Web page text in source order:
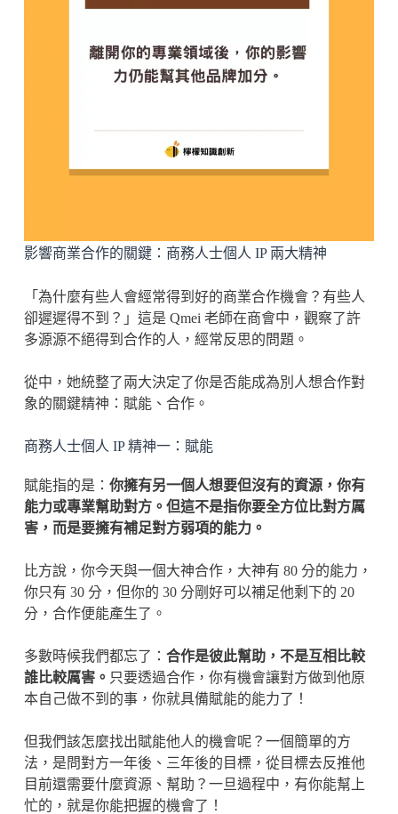
影響商業合作的關鍵：商務人士個人 IP 兩大精神
「為什麼有些人會經常得到好的商業合作機會？有些人
卻遲遲得不到？」這是 Qmei 老師在商會中，觀察了許
多源源不絕得到合作的人，經常反思的問題。
從中，她統整了兩大決定了你是否能成為別人想合作對
象的關鍵精神：賦能、合作。
商務人士個人 IP 精神一：賦能
賦能指的是： 你擁有另一個人想要但沒有的資源，你有
能力或專業幫助對方。但這不是指你要全方位比對方厲
害，而是要擁有補足對方弱項的能力。
比方說，你今天與一個大神合作，大神有 80 分的能力，
你只有 30 分，但你的 30 分剛好可以補足他剩下的 20
分，合作便能產生了。
多數時候我們都忘了： 合作是彼此幫助，不是互相比較
誰比較厲害。 只要透過合作，你有機會讓對方做到他原
本自己做不到的事，你就具備賦能的能力了！
但我們該怎麼找出賦能他人的機會呢？一個簡單的方
法，是問對方一年後、三年後的目標，從目標去反推他
目前還需要什麼資源、幫助？一旦過程中，有你能幫上
忙的，就是你能把握的機會了！